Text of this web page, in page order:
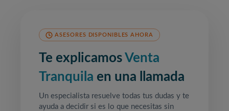
ASESORES DISPONIBLES AHORA
Te explicamosVenta
Tranquila en una llamada
Un especialista resuelve todas tus dudas y te
ayuda a decidir si es lo que necesitas sin